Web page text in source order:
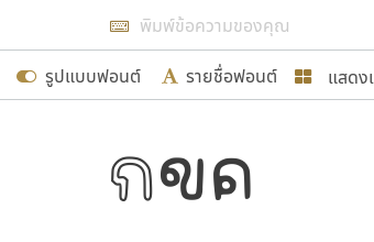
รูปแบบฟอนต์ รายชื่อฟอนต์ แสด
แสดงผลแบบลิสต์
ทยเข้าไปให้ได้อย่างน้อยเดือนละ ๓๐ ฟ
เป็นประโยชน์ต่อตนเองแล้ว จะมีประโยชน์
ขอขอบคุณ
บตัวอักษรซ้อนเงา
บตัวอักษรย้อนยุค
แบบตัวอักษรหัวบอด
แบบตัวอักษรเกาหลี
K L M N
กขค